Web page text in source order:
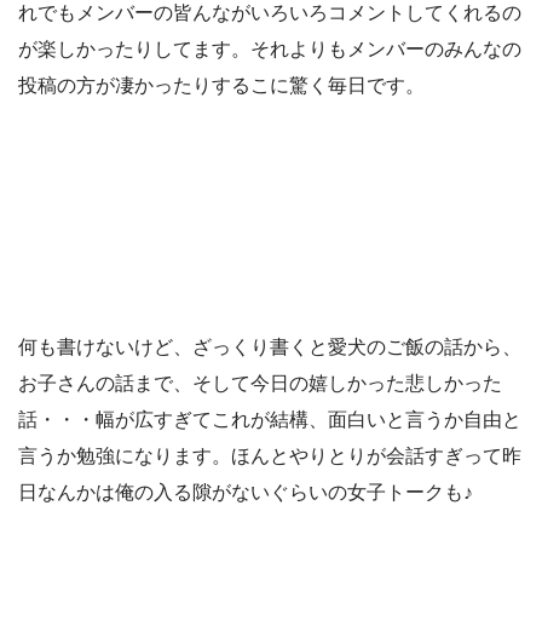
れでもメンバーの皆んながいろいろコメントしてくれるの
が楽しかったりしてます。それよりもメンバーのみんなの
投稿の方が凄かったりするこに驚く毎日です。
何も書けないけど、ざっくり書くと愛犬のご飯の話から、
お子さんの話まで、そして今日の嬉しかった悲しかった
話・・・幅が広すぎてこれが結構、面白いと言うか自由と
言うか勉強になります。ほんとやりとりが会話すぎって昨
日なんかは俺の入る隙がないぐらいの女子トークも♪